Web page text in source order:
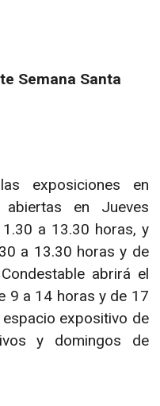
Semana Santa
exposiciones en
abiertas en Jueves
a 13.30 horas, y
a 13.30 horas y de
abrirá el
9 a 14 horas y de 17
expositivo de
y domingos de